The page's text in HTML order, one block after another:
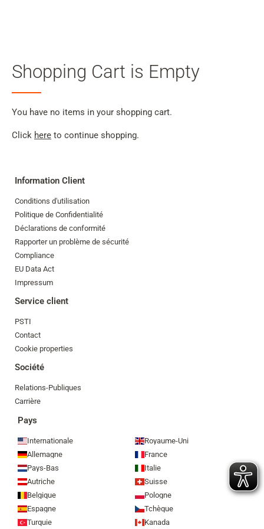
Skip to search
Skip to select language
Skip to Cookie Configuration
Shift+Alt+C
Customer Account
Shift+Alt+A
Shopping Cart is Empty
You have no items in your shopping cart.
Click here to continue shopping.
Information Client
Conditions d'utilisation
Politique de Confidentialité
Déclarations de conformité
Rapporter un problème de sécurité
Compliance
EU Data Act
Impressum
Service client
PSTI
Contact
Cookie properties
Société
Relations-Publiques
Carrière
Pays
Internationale
Royaume-Uni
Allemagne
France
Pays-Bas
Italie
Autriche
Suisse
Belgique
Pologne
Espagne
Tchèque
Turquie
Kanada